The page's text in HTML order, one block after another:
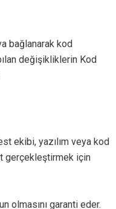
bağlanarak kod
değişikliklerin Kod
ekibi, yazılım veya kod
gerçekleştirmek için
olmasını garanti eder.